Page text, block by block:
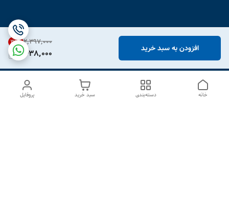
۲٬۳۹۷٬۰۰۰ 31%
1,638,000 افزودن به سبد خرید
پروفایل سبد خرید دسته‌بندی خانه